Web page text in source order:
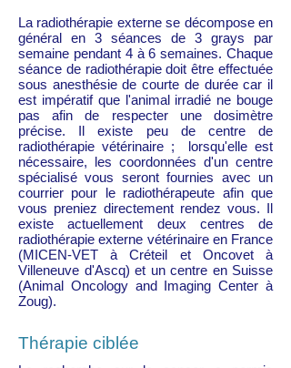
La radiothérapie externe se décompose en
général en 3 séances de 3 grays par
semaine pendant 4 à 6 semaines. Chaque
séance de radiothérapie doit être effectuée
sous anesthésie de courte de durée car il
est impératif que l'animal irradié ne bouge
pas afin de respecter une dosimètre
précise. Il existe peu de centre de
radiothérapie vétérinaire ; lorsqu'elle est
nécessaire, les coordonnées d'un centre
spécialisé vous seront fournies avec un
courrier pour le radiothérapeute afin que
vous preniez directement rendez vous. Il
existe actuellement deux centres de
radiothérapie externe vétérinaire en France
(MICEN-VET à Créteil et Oncovet à
Villeneuve d'Ascq) et un centre en Suisse
(Animal Oncology and Imaging Center à
Zoug).
Thérapie ciblée